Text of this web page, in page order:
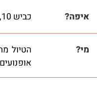
איפה? כביש 10, כביש הגבול המערבי, מפתחת ניצנה ועד בורות לוץ ומצפה רמון
מי?
אופנועים